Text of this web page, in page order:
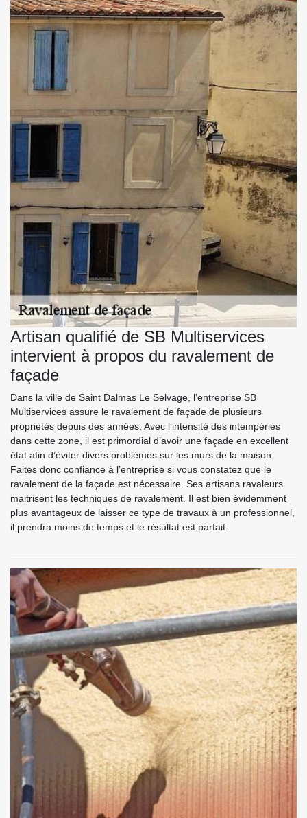
Artisan qualifié de SB Multiservices
intervient à propos du ravalement de
façade
Dans la ville de Saint Dalmas Le Selvage, l’entreprise SB
Multiservices assure le ravalement de façade de plusieurs
propriétés depuis des années. Avec l’intensité des intempéries
dans cette zone, il est primordial d’avoir une façade en excellent
état afin d’éviter divers problèmes sur les murs de la maison.
Faites donc confiance à l’entreprise si vous constatez que le
ravalement de la façade est nécessaire. Ses artisans ravaleurs
maitrisent les techniques de ravalement. Il est bien évidemment
plus avantageux de laisser ce type de travaux à un professionnel,
il prendra moins de temps et le résultat est parfait.